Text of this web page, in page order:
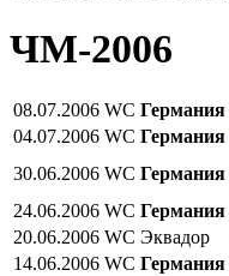
ЧМ-2006
08.07.2006 WC Германия
04.07.2006 WC Германия
30.06.2006 WC Германия
24.06.2006 WC Германия
20.06.2006 WC Эквадор
14.06.2006 WC Германия